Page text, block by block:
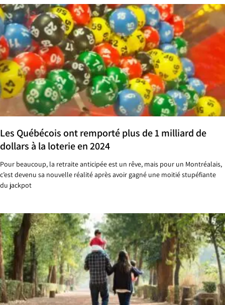
Les Québécois ont remporté plus de 1 milliard de
dollars à la loterie en 2024
Pour beaucoup, la retraite anticipée est un rêve, mais pour un Montréalais,
c’est devenu sa nouvelle réalité après avoir gagné une moitié stupéfiante
du jackpot